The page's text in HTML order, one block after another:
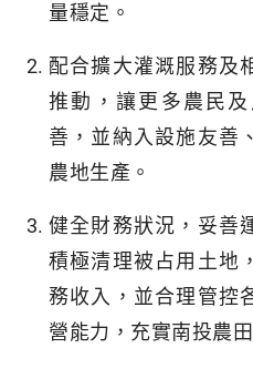
量穩定。
配合擴大灌溉服務及
推動，讓更多農民
善，並納入設施友善
農地生產。
健全財務狀況，妥善
積極清理被占用土地
務收入，並合理管控
營能力，充實南投農